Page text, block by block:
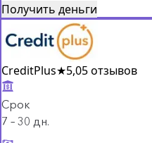
Получить деньги
CreditPlus★5,05 отзывов
Срок
7 – 30 дн.